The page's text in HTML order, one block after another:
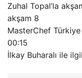
Zuhal Topal’la
akşam 8
MasterChef
00:15
İlkay Buharalı ile